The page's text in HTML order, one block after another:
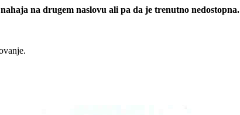
na drugem naslovu ali pa da je trenutno nedostopna.